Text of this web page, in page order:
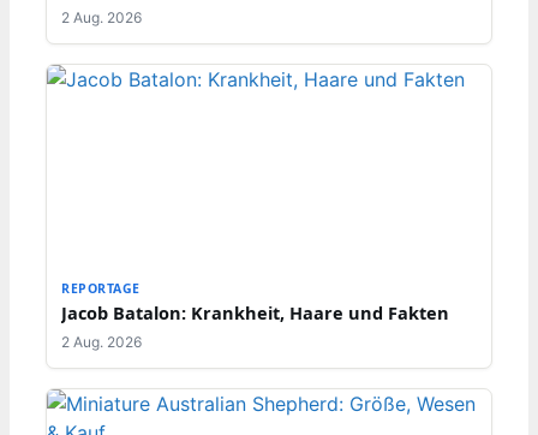
2 Aug. 2026
REPORTAGE
Jacob Batalon: Krankheit, Haare und Fakten
2 Aug. 2026